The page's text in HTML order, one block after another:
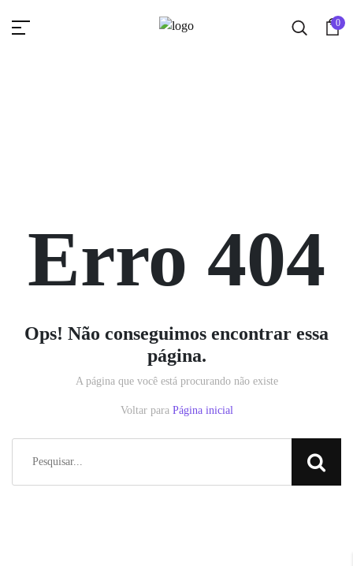
0
Erro 404
Ops! Não conseguimos encontrar essa
página.
A página que você está procurando não existe
Voltar para Página inicial